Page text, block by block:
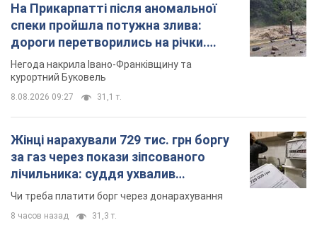
На Прикарпатті після аномальної
спеки пройшла потужна злива:
дороги перетворились на річки.
Відео
Негода накрила Івано-Франківщину та
курортний Буковель
8.08.2026 09:27 31,1 т.
Жінці нарахували 729 тис. грн боргу
за газ через покази зіпсованого
лічильника: суддя ухвалив
неочікуване рішення
Чи треба платити борг через донарахування
8 часов назад 31,3 т.